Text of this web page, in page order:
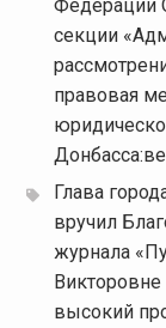
Федерации
секции
правовая
Глава
вручил
журнала
высокий